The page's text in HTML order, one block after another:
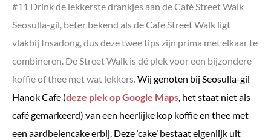
#11 Drink de lekkerste drankjes aan de Café Street Walk
Seosulla-gil, beter bekend als de Café Street Walk ligt
vlakbij Insadong, dus deze twee tips zijn prima met elkaar te
combineren. De Street Walk is dé plek voor een bijzondere
koffie of thee met wat lekkers.Wij genoten bij Seosulla-gil
Hanok Cafe (deze plek op Google Maps, het staat niet als
café gemarkeerd) van een heerlijke kop koffie en thee met
een aardbeiencake erbij. Deze ‘cake’ bestaat eigenlijk uit